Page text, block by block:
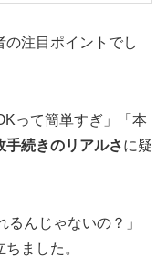
の注目ポイントでし
って簡単すぎ」「本
手続きのリアルさに疑
んじゃないの？」
ちました。